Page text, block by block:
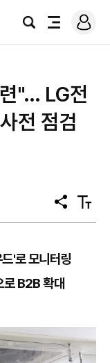
검
전
로
그
"… LG전
전 점검
공
유
텍
스
'로 모니터링
로 B2B 확대